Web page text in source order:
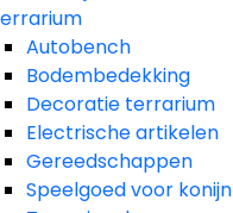
Autobench
Bodembedekking
Decoratie terrarium
Electrische artikelen
Gereedschappen
Speelgoed voor konijn